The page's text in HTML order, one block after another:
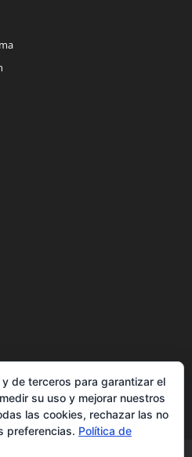
de terceros para garantizar el
su uso y mejorar nuestros
las cookies, rechazar las no
preferencias. Política de